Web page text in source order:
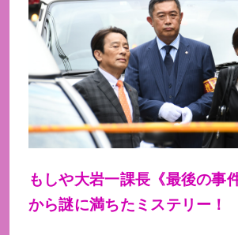
もしや大岩一課長《最後の事
から謎に満ちたミステリー！